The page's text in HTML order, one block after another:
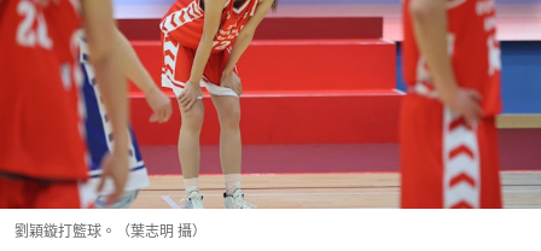
劉穎鏇打籃球。（葉志明 攝）